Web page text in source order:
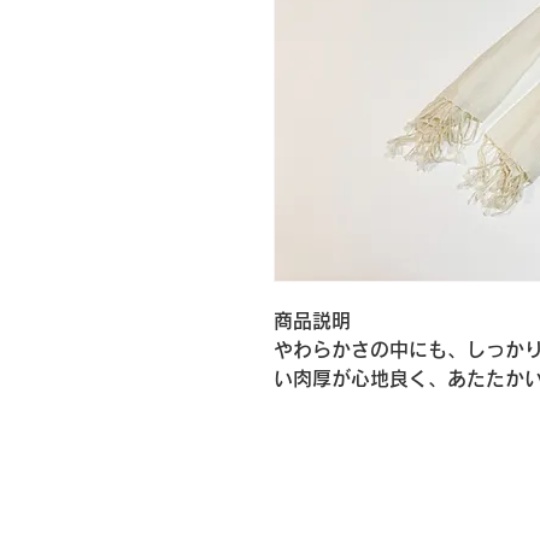
商品説明
やわらかさの中にも、しっか
い肉厚が心地良く、あたたか